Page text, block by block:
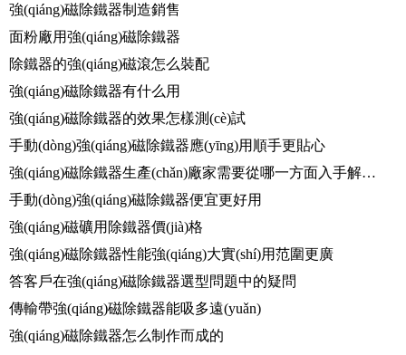
強(qiáng)磁除鐵器制造銷售
面粉廠用強(qiáng)磁除鐵器
除鐵器的強(qiáng)磁滾怎么裝配
強(qiáng)磁除鐵器有什么用
強(qiáng)磁除鐵器的效果怎樣測(cè)試
手動(dòng)強(qiáng)磁除鐵器應(yīng)用順手更貼心
強(qiáng)磁除鐵器生產(chǎn)廠家需要從哪一方面入手解決磁力下降問題
手動(dòng)強(qiáng)磁除鐵器便宜更好用
強(qiáng)磁礦用除鐵器價(jià)格
強(qiáng)磁除鐵器性能強(qiáng)大實(shí)用范圍更廣
答客戶在強(qiáng)磁除鐵器選型問題中的疑問
傳輸帶強(qiáng)磁除鐵器能吸多遠(yuǎn)
強(qiáng)磁除鐵器怎么制作而成的